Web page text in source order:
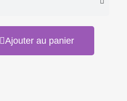
Ajouter au panier